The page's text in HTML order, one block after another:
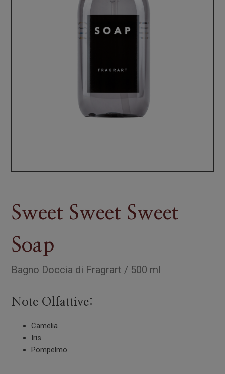
Sweet Sweet Sweet
Soap
Bagno Doccia di Fragrart / 500 ml
Note Olfattive:
Camelia
Iris
Pompelmo